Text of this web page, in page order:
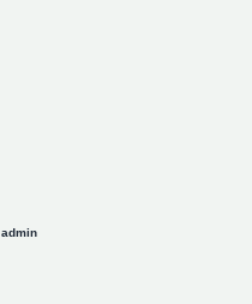
admin